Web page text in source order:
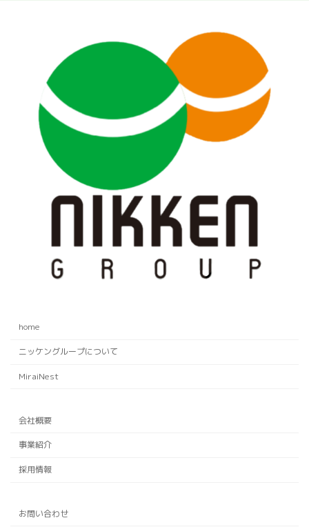
home
ニッケングループについて
MiraiNest
会社概要
事業紹介
採用情報
お問い合わせ